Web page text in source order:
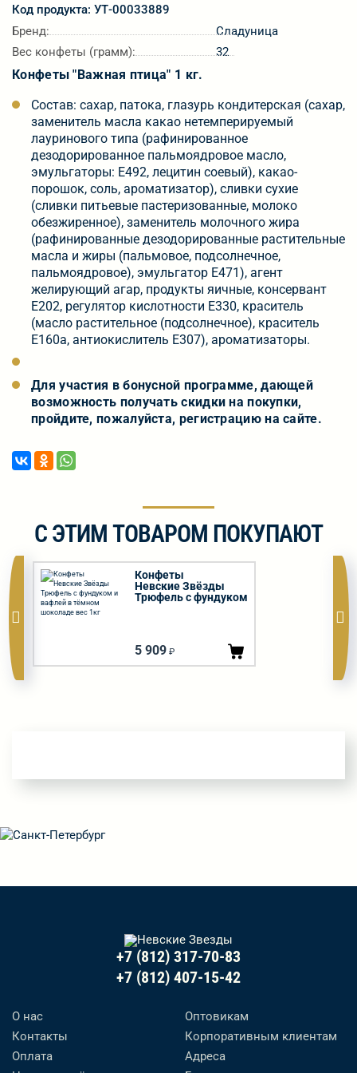
Код продукта: УТ-00033889
Бренд:
Сладуница
Вес конфеты (грамм):
32
Конфеты "Важная птица" 1 кг.
Состав: сахар, патока, глазурь кондитерская (сахар,
заменитель масла какао нетемперируемый
лауринового типа (рафинированное
дезодорированное пальмоядровое масло,
эмульгаторы: Е492, лецитин соевый), какао-
порошок, соль, ароматизатор), сливки сухие
(сливки питьевые пастеризованные, молоко
обезжиренное), заменитель молочного жира
(рафинированные дезодорированные растительные
масла и жиры (пальмовое, подсолнечное,
пальмоядровое), эмульгатор Е471), агент
желирующий агар, продукты яичные, консервант
Е202, регулятор кислотности Е330, краситель
(масло растительное (подсолнечное), краситель
Е160а, антиокислитель Е307), ароматизаторы.
Для участия в бонусной программе, дающей
возможность получать скидки на покупки,
пройдите, пожалуйста, регистрацию на сайте.
С ЭТИМ ТОВАРОМ ПОКУПАЮТ
Конфеты
Невские Звёзды
Трюфель с фундуком
5 909 ₽
+7 (812) 317-70-83
+7 (812) 407-15-42
О нас
Контакты
Оплата
Оптовикам
Корпоративным клиентам
Адреса